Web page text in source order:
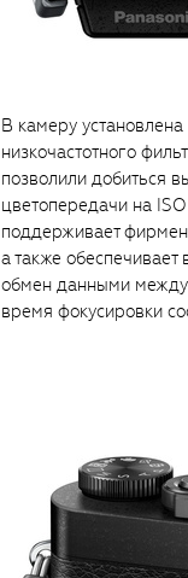
В камеру
низкочастотного
позволили добиться
цветопередачи на
поддерживает
а также
обмен данными между
время фокусировки